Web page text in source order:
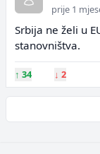
prije 1
Srbija ne želi u
stanovništva.
↑ 34 ↓ 2